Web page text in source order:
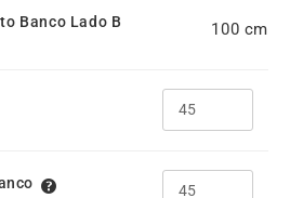
Banco Lado B 100